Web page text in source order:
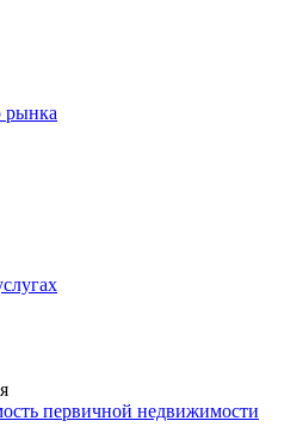
рынка
первичной недвижимости